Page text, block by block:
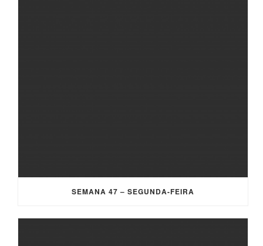
SEMANA 47 – SEGUNDA-FEIRA